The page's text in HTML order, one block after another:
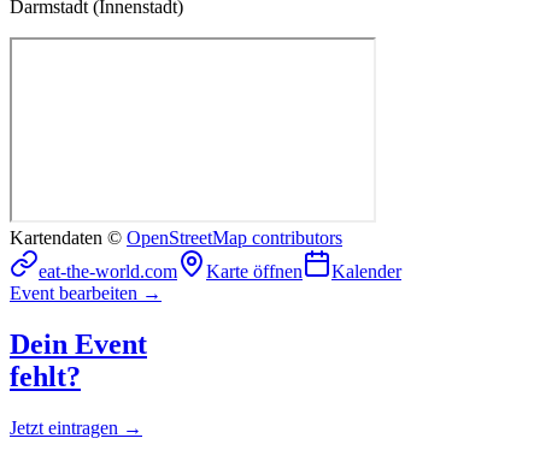
Darmstadt (Innenstadt)
Kartendaten © OpenStreetMap contributors
eat-the-world.com
Karte öffnen
Kalender
Event bearbeiten →
Dein Event
fehlt?
Jetzt eintragen →